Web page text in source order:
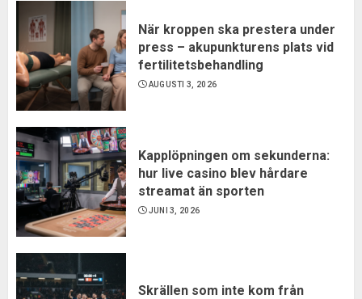
När kroppen ska prestera under
press – akupunkturens plats vid
fertilitetsbehandling
AUGUSTI 3, 2026
Kapplöpningen om sekunderna:
hur live casino blev hårdare
streamat än sporten
JUNI 3, 2026
Skrällen som inte kom från